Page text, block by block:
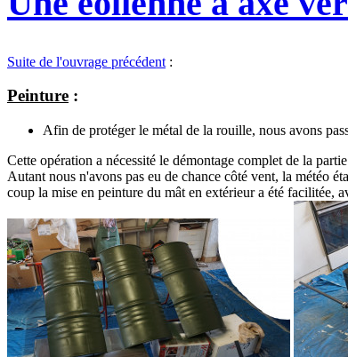
Suite de l'ouvrage précédent :
Peinture :
Afin de protéger le métal de la rouille, nous avons
Cette opération a nécessité le démontage complet de la
Autant nous n'avons pas eu de chance côté vent, la météo
coup la mise en peinture du mât en extérieur a été facilitée,